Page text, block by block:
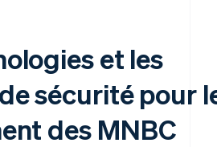
et les
sécurité pour
des MNBC